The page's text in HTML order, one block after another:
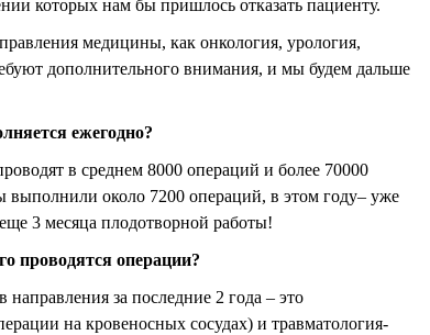
которых нам бы пришлось отказать пациенту.
медицины, как онкология, урология,
дополнительного внимания, и мы будем дальше
ежегодно?
в среднем 8000 операций и более 70000
около 7200 операций, в этом году– уже
3 месяца плодотворной работы!
проводятся операции?
за последние 2 года – это
на кровеносных сосудах) и травматология-